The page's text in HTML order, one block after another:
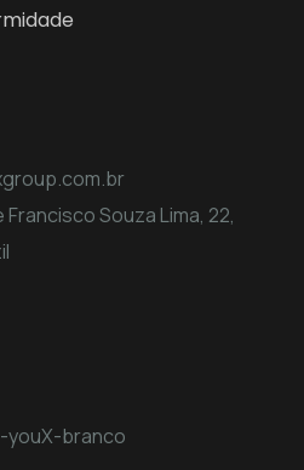
Souza Lima, 22,